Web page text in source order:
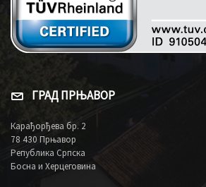
ГРАД ПРЊАВОР
Карађорђева бр. 2
78 430 Прњавор
Република Српска
Босна и Херцеговина